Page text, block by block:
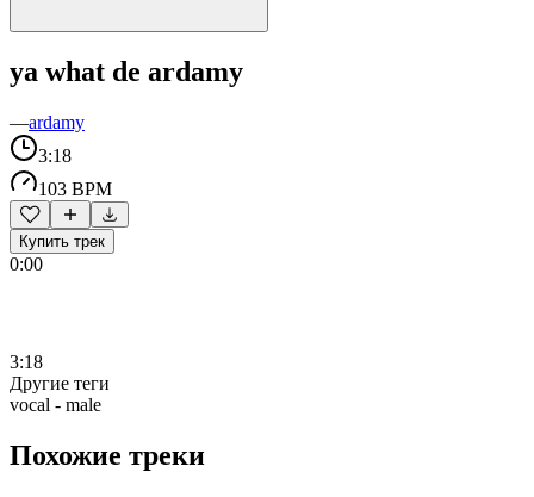
ya what de ardamy
—ardamy
3:18
103 BPM
Купить трек
0:00
3:18
Другие теги
vocal - male
Похожие треки